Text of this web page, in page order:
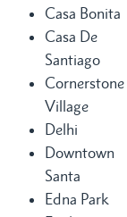
Casa Bonita
Casa De
Santiago
Cornerstone
Village
Delhi
Downtown
Santa
Edna Park